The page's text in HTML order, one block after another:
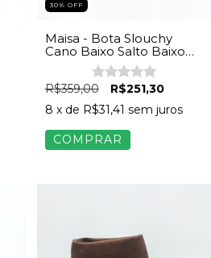
30% OFF
Maisa - Bota Slouchy
Cano Baixo Salto Baixo
Feminina Napa Preto
R$359,00
R$251,30
8 x de R$31,41 sem juros
COMPRAR